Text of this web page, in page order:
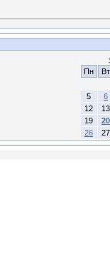
Пн
Вт
5
6
12
13
19
20
26
27